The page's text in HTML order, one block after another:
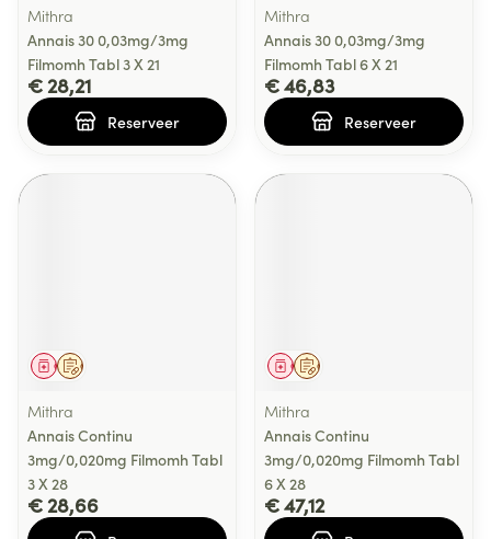
Mithra
Annais 30 0,03mg/3mg
Filmomh Tabl 3 X 21
€ 28,21
Reserveer
Mithra
Annais 30 0,03mg/3mg
Filmomh Tabl 6 X 21
€ 46,83
Reserveer
Op voorschrift
Geneesmiddel
Mithra
Annais Continu
3mg/0,020mg Filmomh Tabl
3 X 28
€ 28,66
Op voorschrift
Geneesmiddel
Mithra
Annais Continu
3mg/0,020mg Filmomh Tabl
6 X 28
€ 47,12